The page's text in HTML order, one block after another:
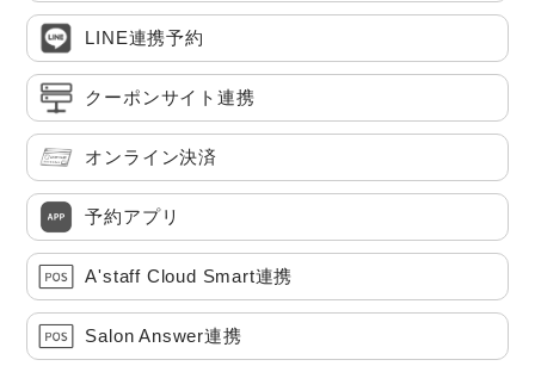
LINE連携予約
クーポンサイト連携
オンライン決済
予約アプリ
A'staff Cloud Smart連携
Salon Answer連携